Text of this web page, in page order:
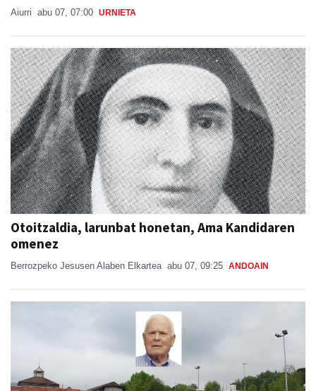
Aiurri abu 07, 07:00 URNIETA
Otoitzaldia, larunbat honetan, Ama Kandidaren
omenez
Berrozpeko Jesusen Alaben Elkartea abu 07, 09:25 ANDOAIN